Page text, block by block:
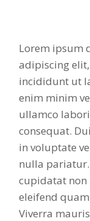
Lorem ipsum
adipiscing
incididunt ut
enim minim
ullamco
consequat.
in voluptate
nulla pariatur.
cupidatat non
eleifend
Viverra